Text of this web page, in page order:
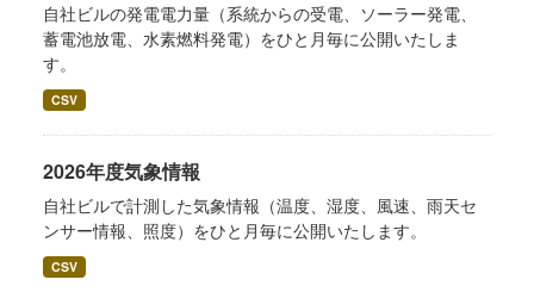
自社ビルの発電電力量（系統からの受電、ソーラー発電、
蓄電池放電、水素燃料発電）をひと月毎に公開いたしま
す。
CSV
2026年度気象情報
自社ビルで計測した気象情報（温度、湿度、風速、雨天セ
ンサー情報、照度）をひと月毎に公開いたします。
CSV